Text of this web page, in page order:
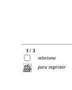
3 / 3
seleciona
para imprimir